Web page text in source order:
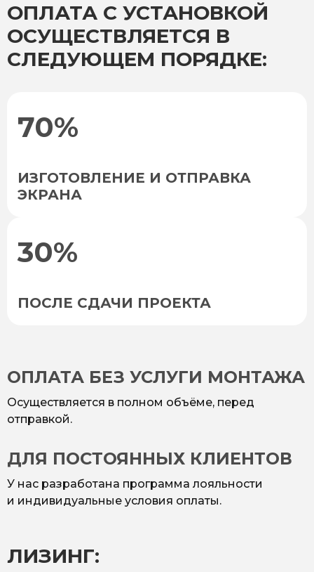
ОПЛАТА С УСТАНОВКОЙ
ОСУЩЕСТВЛЯЕТСЯ В
СЛЕДУЮЩЕМ ПОРЯДКЕ:
70%
ИЗГОТОВЛЕНИЕ И ОТПРАВКА
ЭКРАНА
30%
ПОСЛЕ СДАЧИ ПРОЕКТА
ОПЛАТА БЕЗ УСЛУГИ МОНТАЖА
Осуществляется в полном объёме, перед
отправкой.
ДЛЯ ПОСТОЯННЫХ КЛИЕНТОВ
У нас разработана программа лояльности
и индивидуальные условия оплаты.
ЛИЗИНГ: